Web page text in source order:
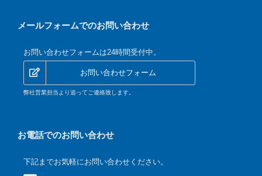
メールフォームでのお問い合わせ
お問い合わせフォームは24時間受付中。
お問い合わせフォーム
弊社営業担当より追ってご連絡致します。
お電話でのお問い合わせ
下記までお気軽にお問い合わせください。